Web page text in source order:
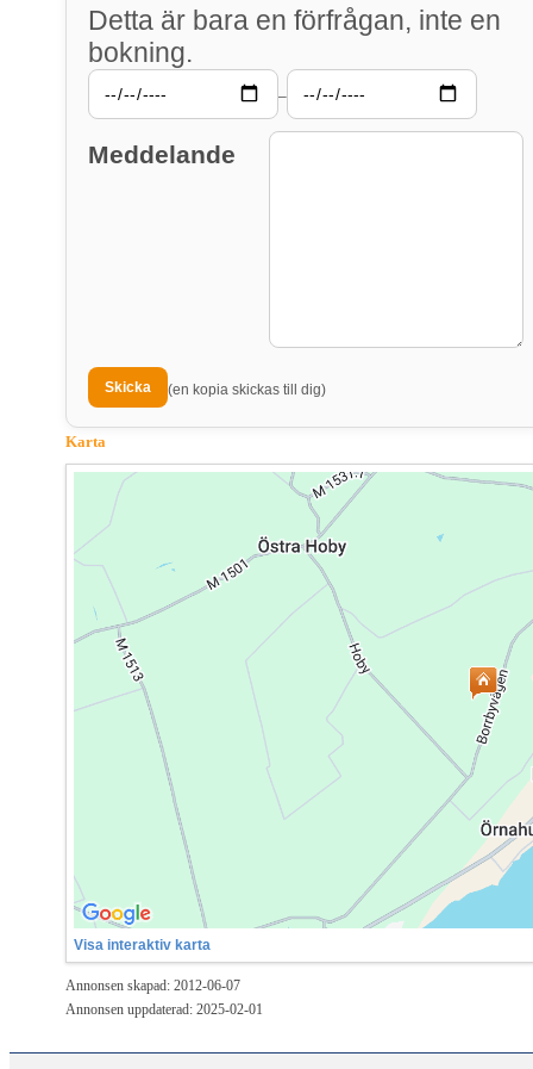
Detta är bara en förfrågan, inte en
bokning.
–
Meddelande
(en kopia skickas till dig)
Karta
Visa interaktiv karta
Annonsen skapad: 2012-06-07
Annonsen uppdaterad: 2025-02-01